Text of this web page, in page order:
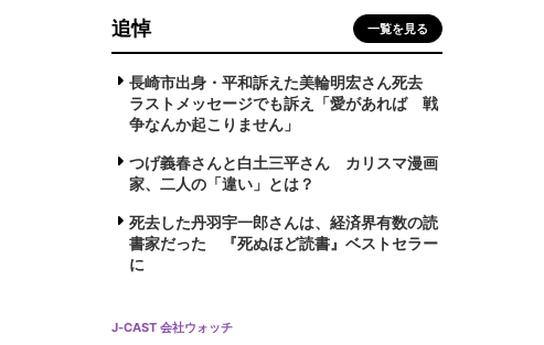
追悼 一覧を見る
長崎市出身・平和訴えた美輪明宏さん死去
ラストメッセージでも訴え「愛があれば 戦
争なんか起こりません」
つげ義春さんと白土三平さん カリスマ漫画
家、二人の「違い」とは？
死去した丹羽宇一郎さんは、経済界有数の読
書家だった 『死ぬほど読書』ベストセラー
に
J-CAST 会社ウォッチ